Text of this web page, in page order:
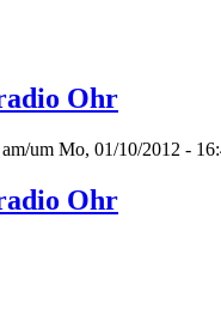
Ohr
am/um Mo, 01/10/2012 -
Ohr